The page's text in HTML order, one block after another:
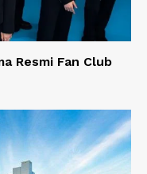
Resmi Fan Club